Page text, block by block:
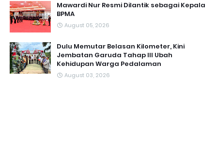
Mawardi Nur Resmi Dilantik sebagai Kepala
BPMA
August 05, 2026
Dulu Memutar Belasan Kilometer, Kini
Jembatan Garuda Tahap III Ubah
Kehidupan Warga Pedalaman ‎
August 03, 2026